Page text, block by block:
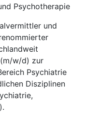
Psychotherapie
und
w/d) zur
Psychiatrie
Disziplinen